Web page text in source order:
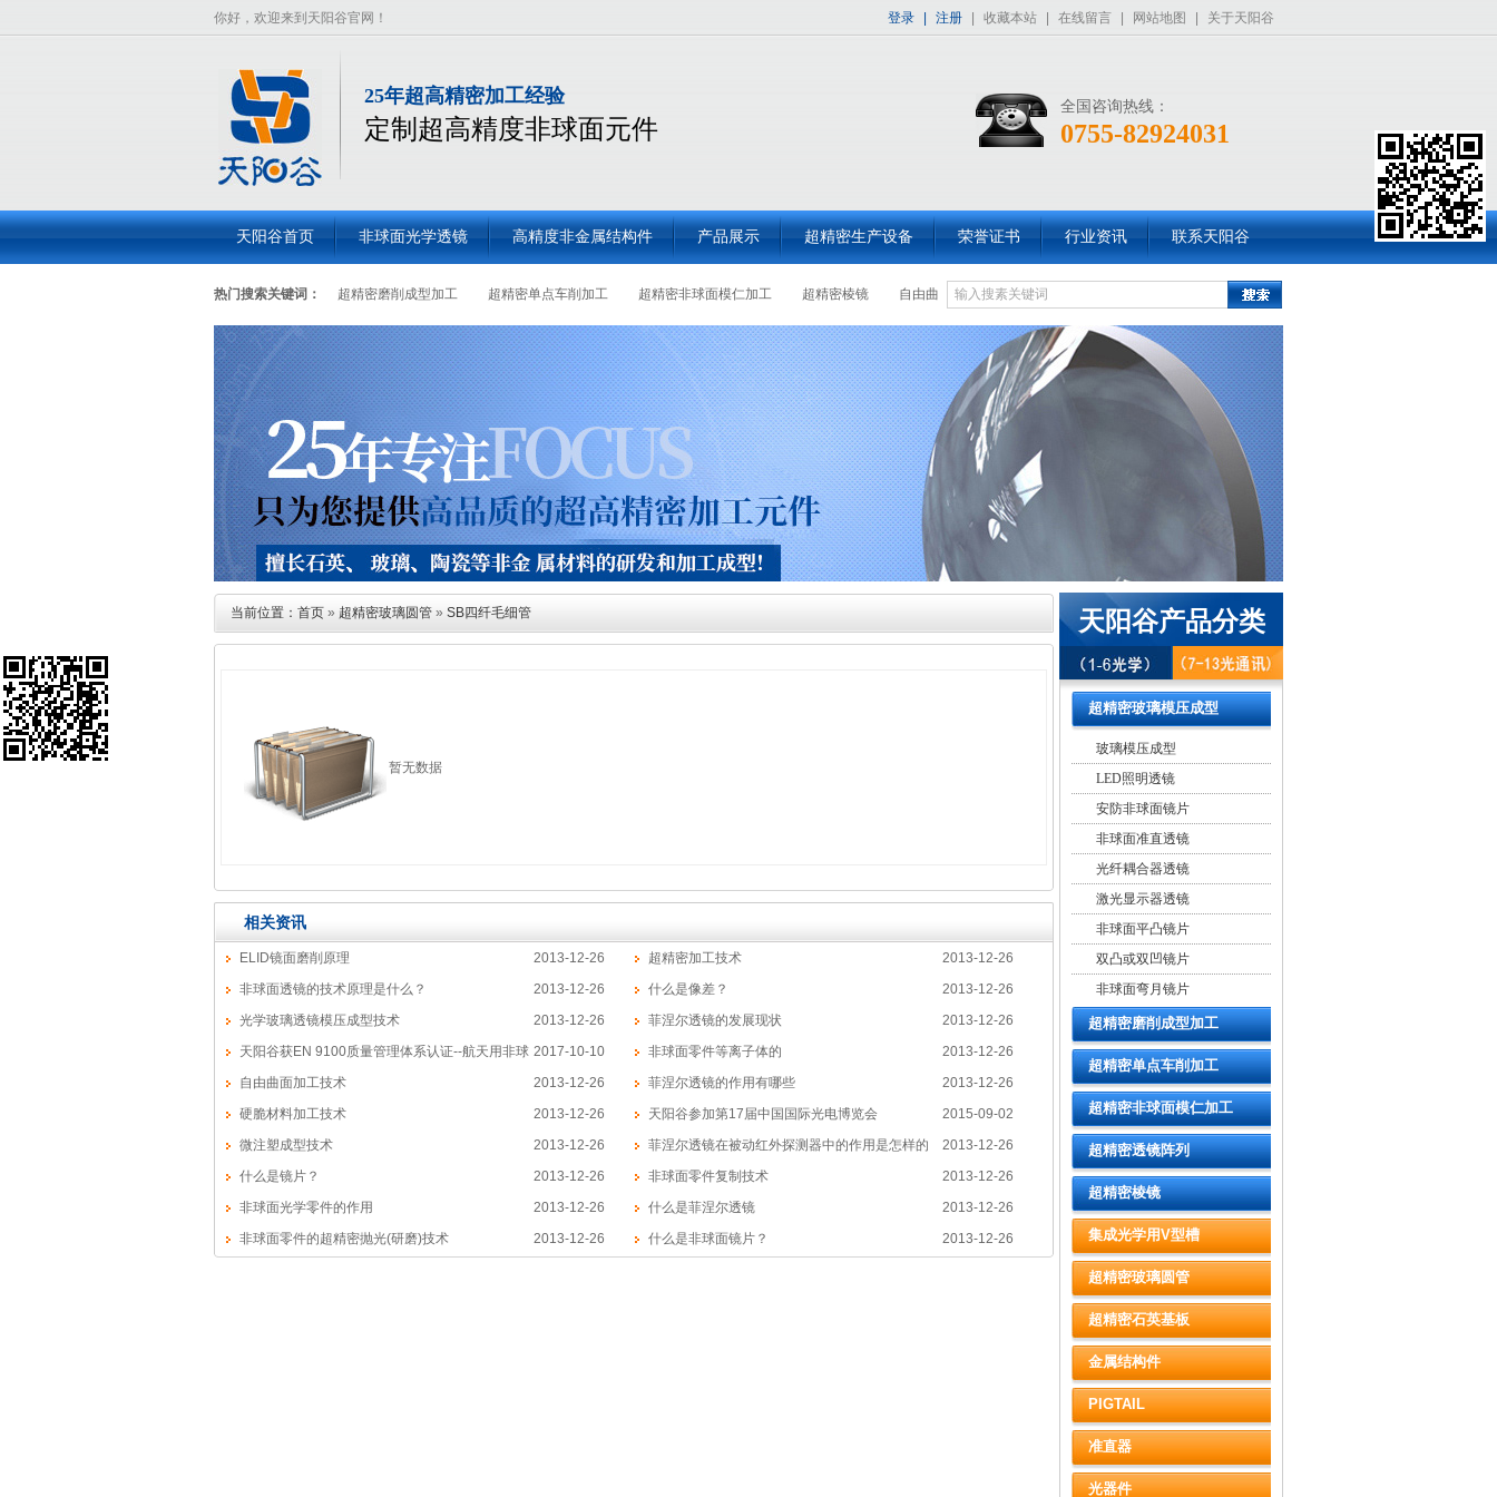
登录 注册 收藏本站 在线留言 网站地图 关于天阳谷
你好，欢迎来到天阳谷官网！
25年超高精密加工经验
定制超高精度非球面元件
全国咨询热线：
0755-82924031
天阳谷首页 非球面光学透镜 高精度非金属结构件 产品展示 超精密生产设备 荣誉证书 行业资讯 联系天阳谷
热门搜索关键词： 超精密磨削成型加工 超精密单点车削加工 超精密非球面模仁加工 超精密棱镜 自由曲
面透镜
当前位置： 首页 » 超精密玻璃圆管 » SB四纤毛细管
暂无数据
相关资讯
2013-12-26
ELID镜面磨削原理 2013-12-26
超精密加工技术
2013-12-26
非球面透镜的技术原理是什么？ 2013-12-26
什么是像差？
2013-12-26
光学玻璃透镜模压成型技术 2013-12-26
菲涅尔透镜的发展现状
2017-10-10
天阳谷获EN 9100质量管理体系认证--航天用非球
面透镜的制造
2013-12-26
非球面零件等离子体的
CVM(ChemicalVaporizationMachining)技术
2013-12-26
自由曲面加工技术 2013-12-26
菲涅尔透镜的作用有哪些
2013-12-26
硬脆材料加工技术 2015-09-02
天阳谷参加第17届中国国际光电博览会
2013-12-26
微注塑成型技术 2013-12-26
菲涅尔透镜在被动红外探测器中的作用是怎样的
2013-12-26
什么是镜片？ 2013-12-26
非球面零件复制技术
2013-12-26
非球面光学零件的作用 2013-12-26
什么是菲涅尔透镜
2013-12-26
非球面零件的超精密抛光(研磨)技术 2013-12-26
什么是非球面镜片？
天阳谷产品分类
超精密玻璃模压成型
玻璃模压成型
LED照明透镜
安防非球面镜片
非球面准直透镜
光纤耦合器透镜
激光显示器透镜
非球面平凸镜片
双凸或双凹镜片
非球面弯月镜片
超精密磨削成型加工
超精密单点车削加工
超精密非球面模仁加工
超精密透镜阵列
超精密棱镜
集成光学用V型槽
超精密玻璃圆管
超精密石英基板
金属结构件
PIGTAIL
准直器
光器件